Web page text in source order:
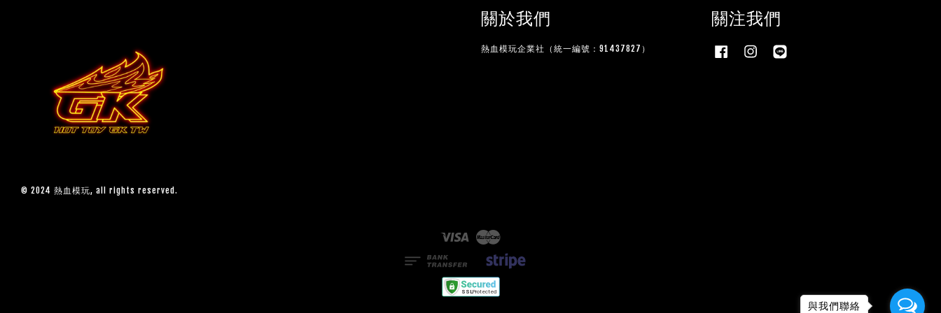
© 2024 熱血模玩, all rights reserved.
關於我們
熱血模玩企業社（統一編號：91437827）
關注我們
Facebook Instagram
Visa
與我們聯絡